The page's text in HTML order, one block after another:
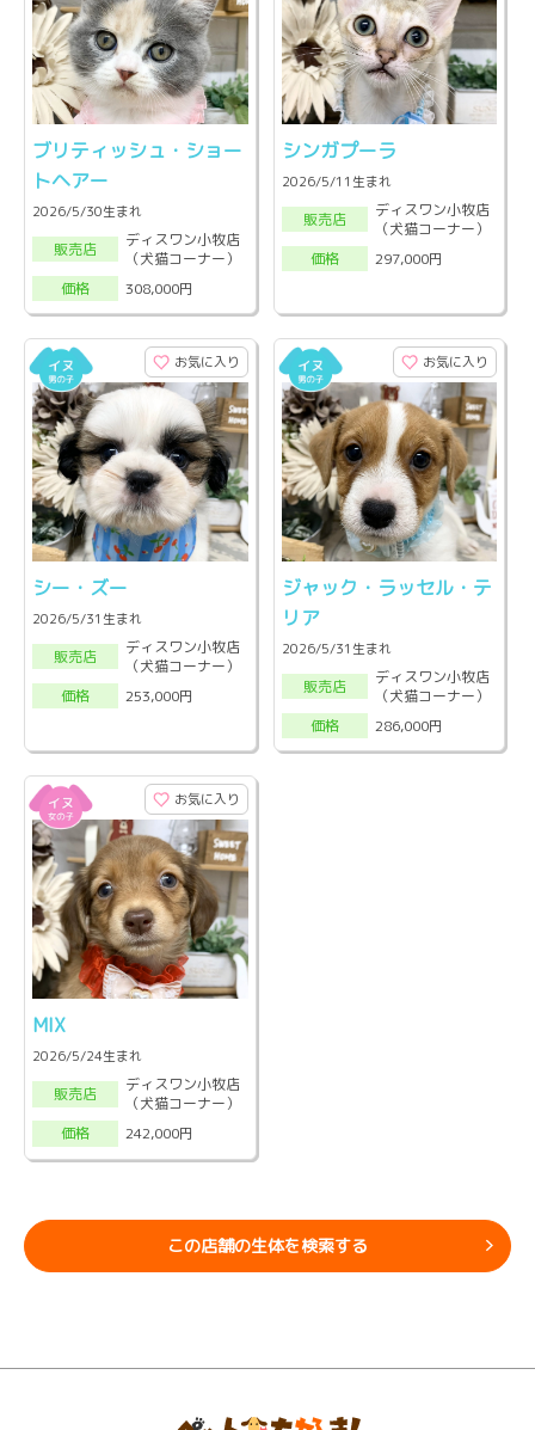
ブリティッシュ・ショー
トヘアー
2026/5/30生まれ
販売店
ディスワン小牧店
（犬猫コーナー）
価格
308,000円
シンガプーラ
2026/5/11生まれ
販売店
ディスワン小牧店
（犬猫コーナー）
価格
297,000円
お気に入り
シー・ズー
2026/5/31生まれ
販売店
ディスワン小牧店
（犬猫コーナー）
価格
253,000円
お気に入り
ジャック・ラッセル・テ
リア
2026/5/31生まれ
販売店
ディスワン小牧店
（犬猫コーナー）
価格
286,000円
お気に入り
MIX
2026/5/24生まれ
販売店
ディスワン小牧店
（犬猫コーナー）
価格
242,000円
この店舗の生体を検索する